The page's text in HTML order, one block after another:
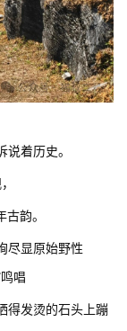
着历史。
韵。
尽显原始野性
唱
得发烫的石头上蹦